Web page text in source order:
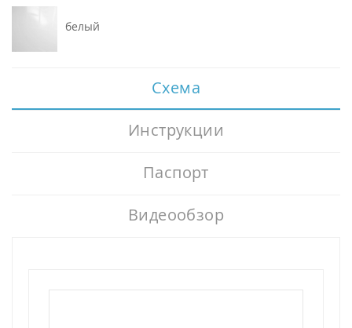
белый
Схема
Инструкции
Паспорт
Видеообзор